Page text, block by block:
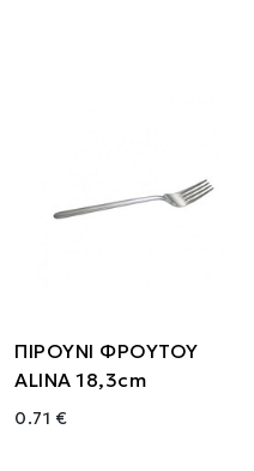
ΠΙΡΟΥΝΙ ΦΡΟΥΤΟΥ
ALINA 18,3cm
0.71 €